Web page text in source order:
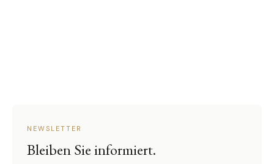
NEWSLETTER
Bleiben Sie informiert.